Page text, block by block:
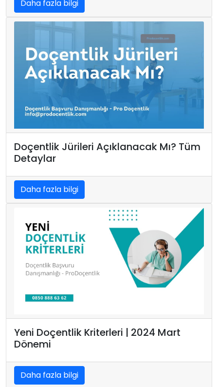
Daha fazla bilgi
Doçentlik Jürileri Açıklanacak Mı? Tüm
Detaylar
Daha fazla bilgi
Yeni Doçentlik Kriterleri | 2024 Mart
Dönemi
Daha fazla bilgi